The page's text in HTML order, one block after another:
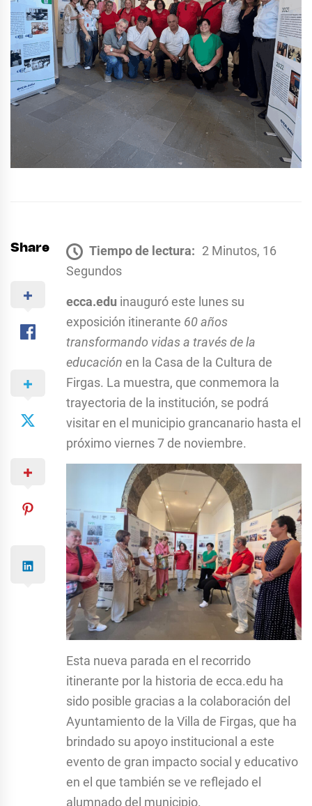
Share Tiempo de lectura: 2 Minutos, 16
Segundos
ecca.edu inauguró este lunes su
exposición itinerante 60 años
transformando vidas a través de la
educación en la Casa de la Cultura de
Firgas. La muestra, que conmemora la
trayectoria de la institución, se podrá
visitar en el municipio grancanario hasta el
próximo viernes 7 de noviembre.
Esta nueva parada en el recorrido
itinerante por la historia de ecca.edu ha
sido posible gracias a la colaboración del
Ayuntamiento de la Villa de Firgas, que ha
brindado su apoyo institucional a este
evento de gran impacto social y educativo
en el que también se ve reflejado el
alumnado del municipio.